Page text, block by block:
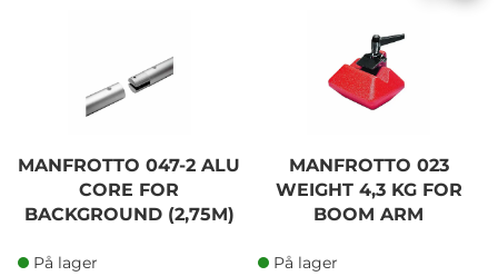
MANFROTTO 047-2 ALU
CORE FOR
BACKGROUND (2,75M)
På lager
MANFROTTO 023
WEIGHT 4,3 KG FOR
BOOM ARM
På lager